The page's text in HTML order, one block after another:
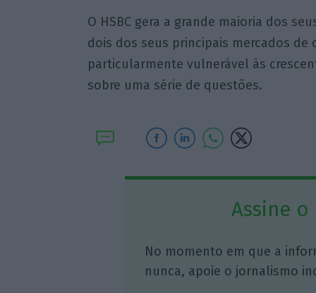
O HSBC gera a grande maioria dos
dois dos seus principais mercados de
particularmente vulnerável às
sobre uma série de questões.
Assine o
No momento em que a
nunca, apoie o jornalismo